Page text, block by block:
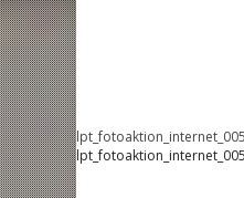
lpt_fotoaktion_internet_005
lpt_fotoaktion_internet_005